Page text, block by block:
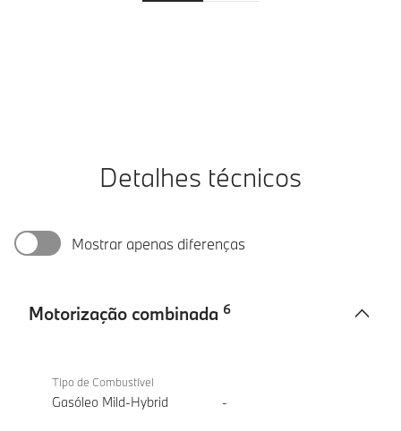
Detalhes técnicos
Mostrar apenas diferenças
Motorização combinada 6
combinada
sDrive20d
Tipo de Combustível
Gasóleo Mild-Hybrid -